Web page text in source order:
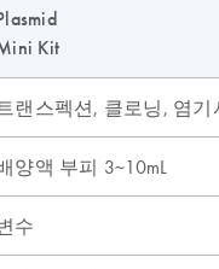
Kit
랜스펙션, 클로닝, 염기
양액 부피 3~10mL
수